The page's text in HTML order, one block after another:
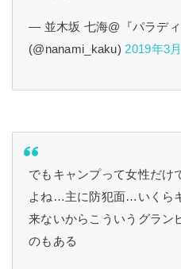
— 並木坂 七海@『パラディ
(@nanami_kaku)2019年3
でもキャンプって女性だけ
よね…主に防犯面…いくら
来ないからこういうグラン
のもある